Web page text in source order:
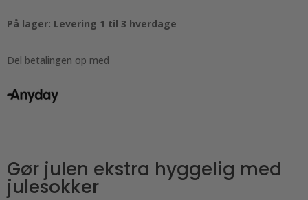
julestrømper
kvinder
Festival.
Sorte,
grå
antal
På lager: Levering 1 til 3 hverdage
Del betalingen op med
Gør julen ekstra hyggelig med
julesokker